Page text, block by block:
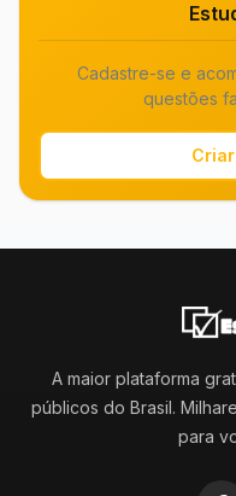
Cadastre-se e
questões
A maior plataforma
públicos do Brasil.
para